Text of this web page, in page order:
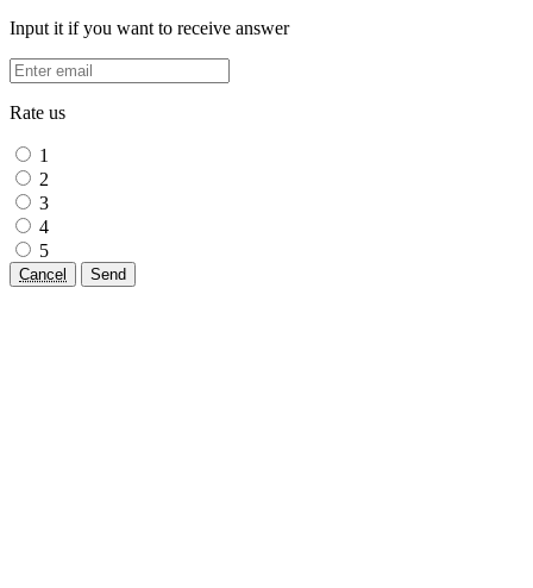
Input it if you want to receive answer
Rate us
1
2
3
4
5
Cancel Send